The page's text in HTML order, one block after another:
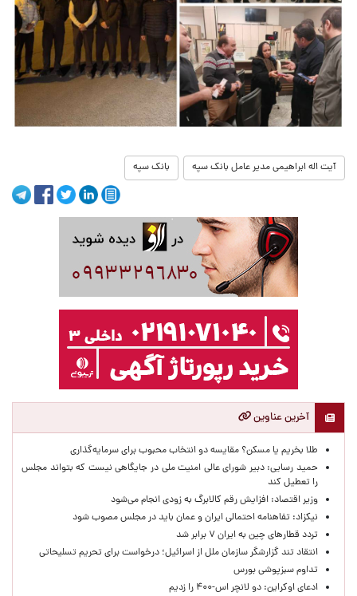
آیت اله ابراهیمی مدیر عامل بانک سپه بانک سپه
آخرین عناوین
طلا بخریم یا مسکن؟ مقایسه دو انتخاب محبوب برای سرمایه‌گذاری
حمید رسایی: دبیر شورای عالی امنیت ملی در جایگاهی نیست که بتواند مجلس
را تعطیل کند
وزیر اقتصاد: افزایش رقم کالابرگ به زودی انجام می‌شود
نیکزاد: تفاهنامه احتمالی ایران و عمان باید در مجلس مصوب شود
تردد قطارهای چین به ایران ۷ برابر شد
انتقاد تند گزارشگر سازمان ملل از اسرائیل؛ درخواست برای تحریم تسلیحاتی
تداوم سبزپوشی بورس
ادعای اوکراین: دو لانچر اس-۴۰۰ را زدیم